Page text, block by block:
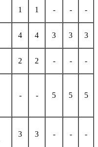
1 1 - - -
4 4 3 3 3
2 2 - - -
- - 5 5 5
3 3 - - -